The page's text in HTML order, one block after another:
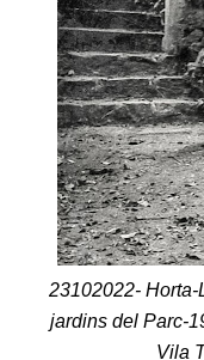
23102022-
jardins del Parc-
Vila